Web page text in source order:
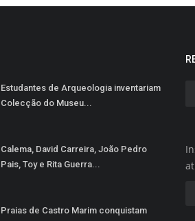
Estudantes de Arqueologia inventariam
Colecção do Museu...
Calema, David Carreira, João Pedro
Pais, Toy e Rita Guerra...
Praias de Castro Marim conquistam